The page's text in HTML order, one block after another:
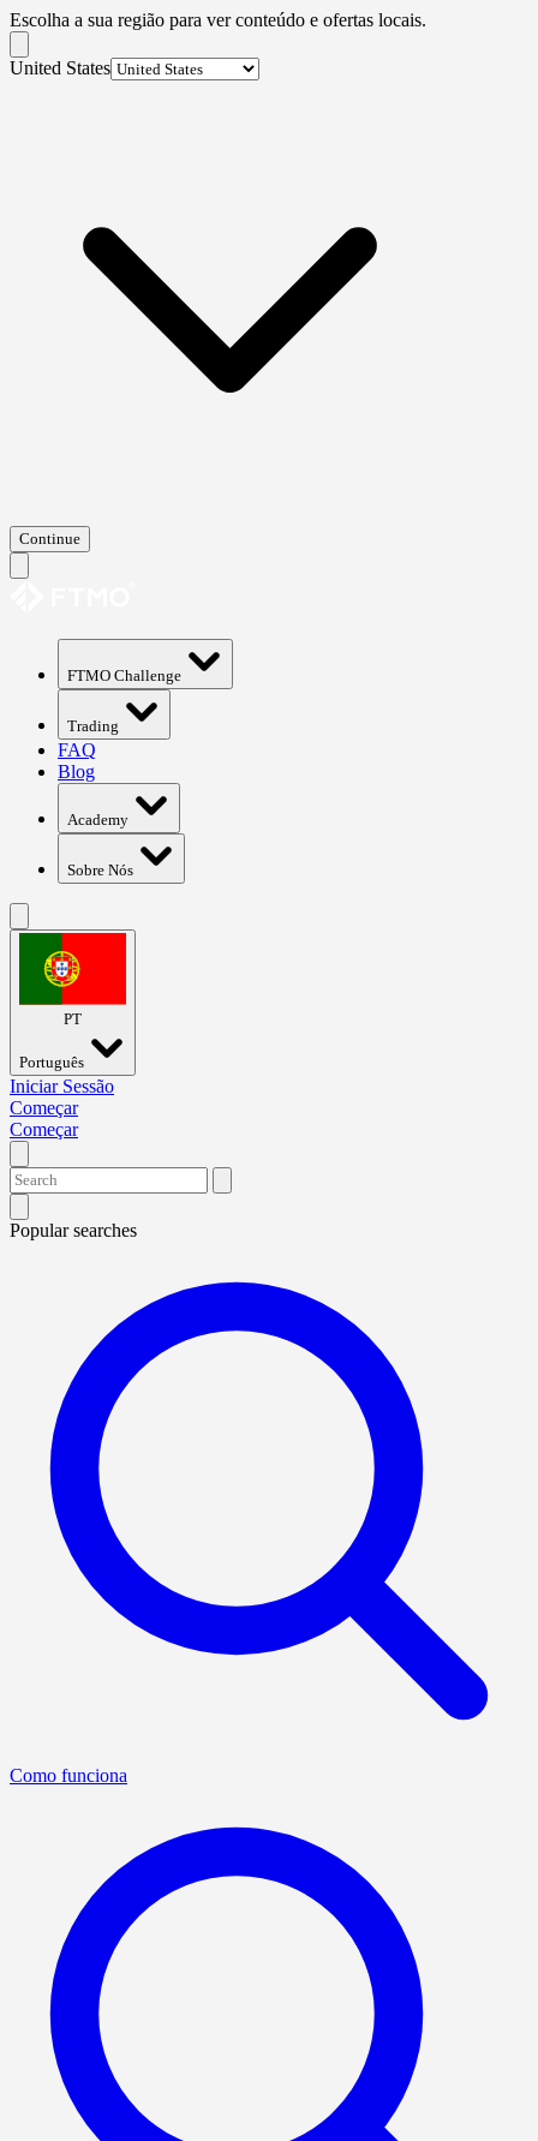
Escolha a sua região para ver conteúdo e ofertas locais.
United States
Continue
FTMO Challenge
Trading
FAQ
Blog
Academy
Sobre Nós
PT
Português
Iniciar Sessão
Começar
Começar
Popular searches
Como funciona